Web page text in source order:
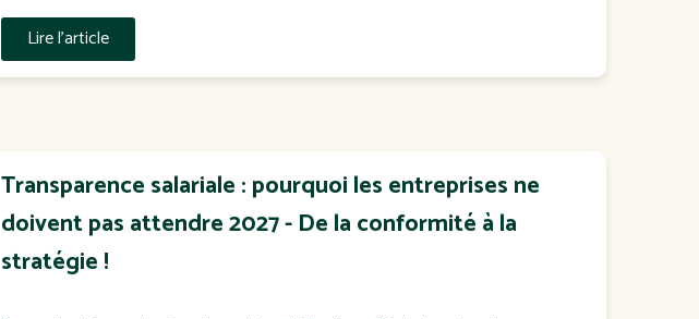
Lire l'article
Transparence salariale : pourquoi les entreprises ne
doivent pas attendre 2027 - De la conformité à la
stratégie !